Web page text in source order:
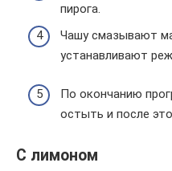
пирога.
Чашу смазывают
устанавливают
По окончанию
остыть и после
С лимоном